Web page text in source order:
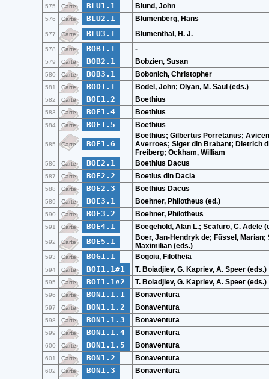
575 Carte BLU1.1 Blund, John
576 Carte BLU2.1 Blumenberg, Hans
577 Carte BLU3.1 Blumenthal, H. J.
578 Carte BOB1.1 -
579 Carte BOB2.1 Bobzien, Susan
580 Carte BOB3.1 Bobonich, Christopher
581 Carte BOD1.1 Bodel, John; Olyan, M. Saul (eds.)
582 Carte BOE1.2 Boethius
583 Carte BOE1.4 Boethius
584 Carte BOE1.5 Boethius
585 Carte BOE1.6
Boethius; Gilbertus Porretanus;
Averroes; Siger din Brabant; Dietrich
Freiberg; Ockham, William
586 Carte BOE2.1 Boethius Dacus
587 Carte BOE2.2 Boetius din Dacia
588 Carte BOE2.3 Boethius Dacus
589 Carte BOE3.1 Boehner, Philotheus (ed.)
590 Carte BOE3.2 Boehner, Philotheus
591 Carte BOE4.1 Boegehold, Alan L.; Scafuro, C. Adele
592 Carte BOE5.1
Boer, Jan-Hendryk de; Füssel, Marian;
Maximilian (eds.)
593 Carte BOG1.1 Bogoiu, Filotheia
594 Carte BOI1.1#1 T. Boiadjiev, G. Kapriev, A. Speer (eds.)
595 Carte BOI1.1#2 T. Boiadjiev, G. Kapriev, A. Speer (eds.)
596 Carte BON1.1.1 Bonaventura
597 Carte BON1.1.2 Bonaventura
598 Carte BON1.1.3 Bonaventura
599 Carte BON1.1.4 Bonaventura
600 Carte BON1.1.5 Bonaventura
601 Carte BON1.2 Bonaventura
602 Carte BON1.3 Bonaventura